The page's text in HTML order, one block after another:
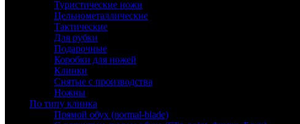
Туристические ножи
Цельнометаллические
Тактические
Для рубки
Подарочные
Коробки для ножей
Клинки
Снятые с производства
Ножны
По типу клинка
Прямой обух (normal-blade)